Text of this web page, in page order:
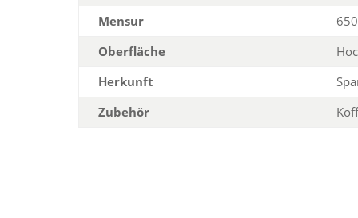
Mensur
Oberfläche
Herkunft
Zubehör